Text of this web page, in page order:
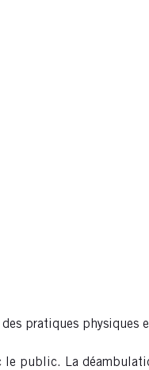
pratiques
public. La